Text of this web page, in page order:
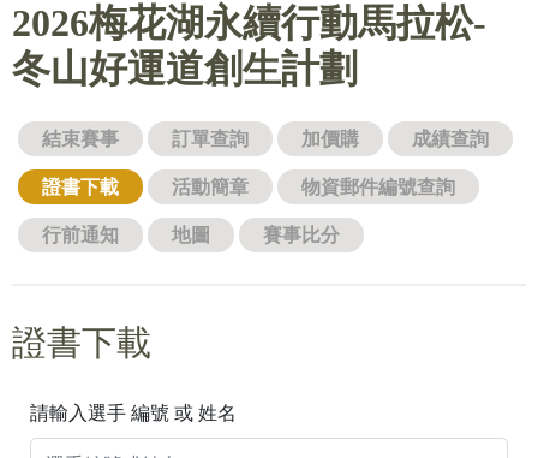
2026梅花湖永續行動馬拉松-
冬山好運道創生計劃
結束賽事 訂單查詢 加價購 成績查詢
證書下載 活動簡章 物資郵件編號查詢
行前通知 地圖 賽事比分
證書下載
請輸入選手 編號 或 姓名